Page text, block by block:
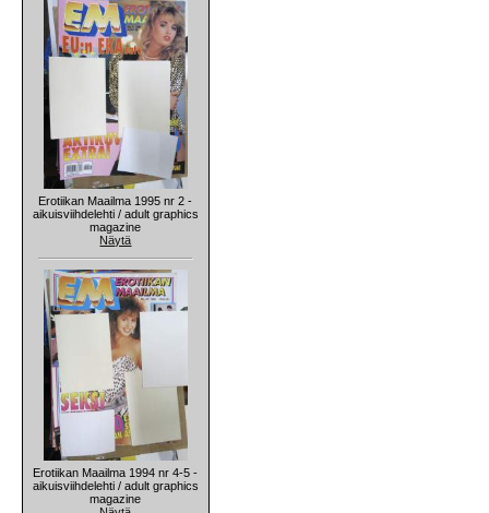
Erotiikan Maailma 1995 nr 2 -
aikuisviihdelehti / adult graphics
magazine
Näytä
Erotiikan Maailma 1994 nr 4-5 -
aikuisviihdelehti / adult graphics
magazine